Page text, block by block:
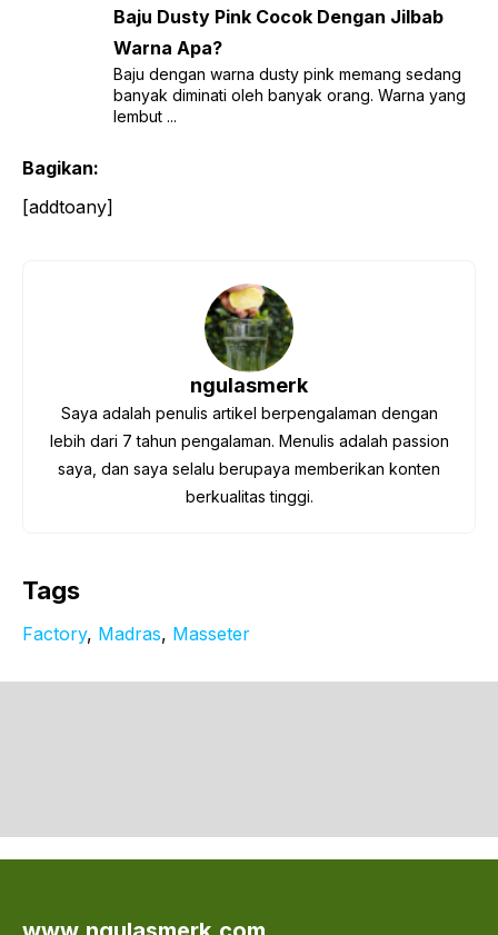
Baju Dusty Pink Cocok Dengan Jilbab
Warna Apa?
Baju dengan warna dusty pink memang sedang
banyak diminati oleh banyak orang. Warna yang
lembut ...
Bagikan:
[addtoany]
ngulasmerk
Saya adalah penulis artikel berpengalaman dengan
lebih dari 7 tahun pengalaman. Menulis adalah passion
saya, dan saya selalu berupaya memberikan konten
berkualitas tinggi.
Tags
Factory, Madras, Masseter